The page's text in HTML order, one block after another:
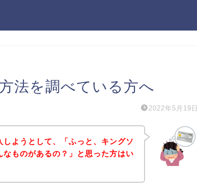
法を調べている方へ
2022年5月19日
ようとして、「ふっと、キングソ
ものがあるの？」と思った方はい